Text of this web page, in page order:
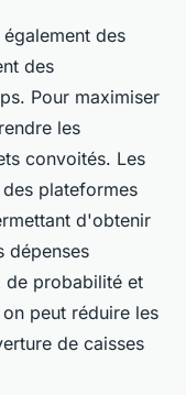
des
des
Pour maximiser
les
convoités. Les
plateformes
d'obtenir
dépenses
de probabilité et
peut réduire les
de caisses